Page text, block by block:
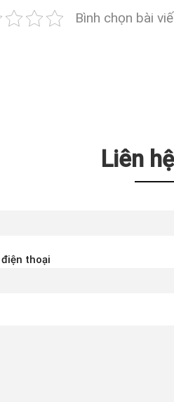
Bình chọn bài
Liên
điện thoại